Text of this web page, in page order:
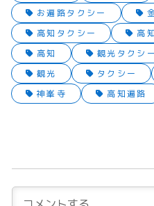
お遍路タクシー
高知タクシー
高
高知
観光タクシー
観光
タクシー
神峯寺
高知遍路